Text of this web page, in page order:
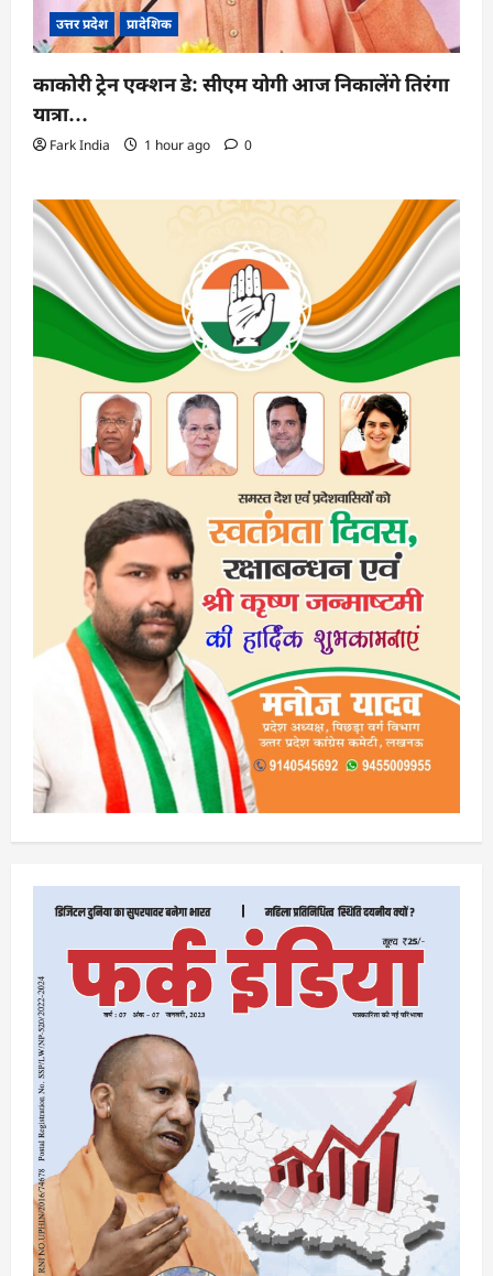
उत्तर प्रदेश प्रादेशिक
काकोरी ट्रेन एक्शन डे: सीएम योगी आज निकालेंगे तिरंगा
यात्रा…
Fark India 1 hour ago 0